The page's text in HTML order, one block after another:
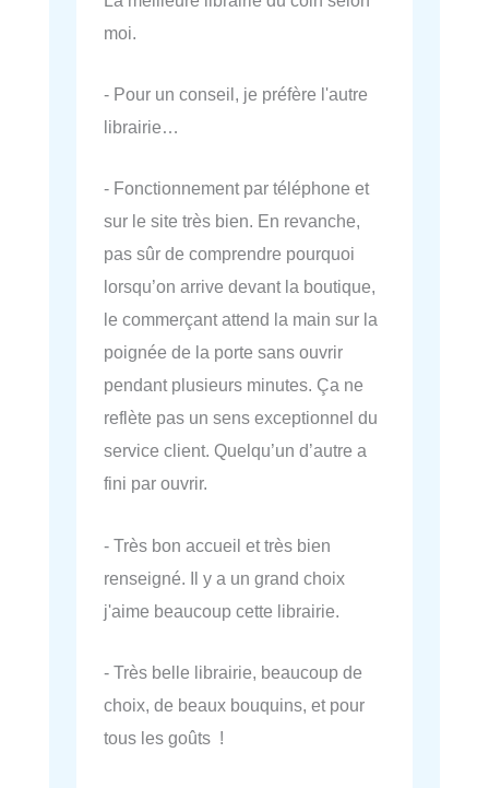
moi.
- Pour un conseil, je préfère l'autre
librairie…
- Fonctionnement par téléphone et
sur le site très bien. En revanche,
pas sûr de comprendre pourquoi
lorsqu’on arrive devant la boutique,
le commerçant attend la main sur la
poignée de la porte sans ouvrir
pendant plusieurs minutes. Ça ne
reflète pas un sens exceptionnel du
service client. Quelqu’un d’autre a
fini par ouvrir.
- Très bon accueil et très bien
renseigné. Il y a un grand choix
j'aime beaucoup cette librairie.
- Très belle librairie, beaucoup de
choix, de beaux bouquins, et pour
tous les goûts !